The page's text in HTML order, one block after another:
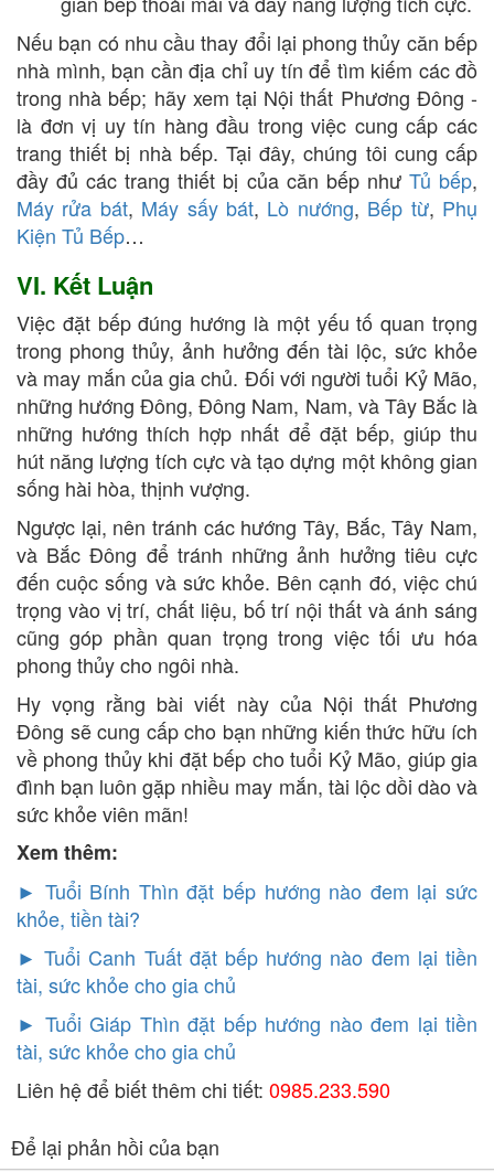
Nếu bạn có nhu cầu thay đổi lại phong thủy căn bếp
nhà mình, bạn cần địa chỉ uy tín để tìm kiếm các đồ
trong nhà bếp; hãy xem tại Nội thất Phương Đông -
là đơn vị uy tín hàng đầu trong việc cung cấp các
trang thiết bị nhà bếp. Tại đây, chúng tôi cung cấp
đầy đủ các trang thiết bị của căn bếp như Tủ bếp,
Máy rửa bát, Máy sấy bát, Lò nướng, Bếp từ, Phụ
Kiện Tủ Bếp…
VI. Kết Luận
Việc đặt bếp đúng hướng là một yếu tố quan trọng
trong phong thủy, ảnh hưởng đến tài lộc, sức khỏe
và may mắn của gia chủ. Đối với người tuổi Kỷ Mão,
những hướng Đông, Đông Nam, Nam, và Tây Bắc là
những hướng thích hợp nhất để đặt bếp, giúp thu
hút năng lượng tích cực và tạo dựng một không gian
sống hài hòa, thịnh vượng.
Ngược lại, nên tránh các hướng Tây, Bắc, Tây Nam,
và Bắc Đông để tránh những ảnh hưởng tiêu cực
đến cuộc sống và sức khỏe. Bên cạnh đó, việc chú
trọng vào vị trí, chất liệu, bố trí nội thất và ánh sáng
cũng góp phần quan trọng trong việc tối ưu hóa
phong thủy cho ngôi nhà.
Hy vọng rằng bài viết này của Nội thất Phương
Đông sẽ cung cấp cho bạn những kiến thức hữu ích
về phong thủy khi đặt bếp cho tuổi Kỷ Mão, giúp gia
đình bạn luôn gặp nhiều may mắn, tài lộc dồi dào và
sức khỏe viên mãn!
Xem thêm:
► Tuổi Bính Thìn đặt bếp hướng nào đem lại sức
khỏe, tiền tài?
►Tuổi Canh Tuất đặt bếp hướng nào đem lại tiền
tài, sức khỏe cho gia chủ
► Tuổi Giáp Thìn đặt bếp hướng nào đem lại tiền
tài, sức khỏe cho gia chủ
Liên hệ để biết thêm chi tiết: 0985.233.590
Để lại phản hồi của bạn